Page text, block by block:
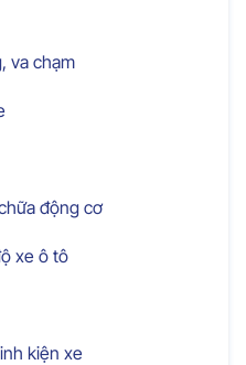
va chạm
động cơ
xe ô tô
kiện xe